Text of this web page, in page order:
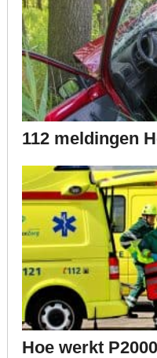
112 meldingen
Hoe werkt